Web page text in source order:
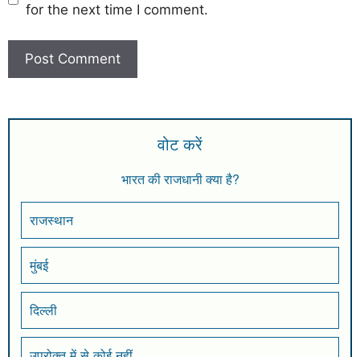
for the next time I comment.
वोट करें
भारत की राजधानी क्या है?
राजस्थान
मुंबई
दिल्ली